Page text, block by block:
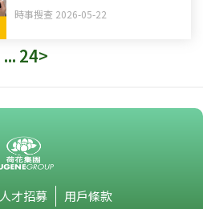
時事搜查 2026-05-22
... 24>
人才招募 用戶條款